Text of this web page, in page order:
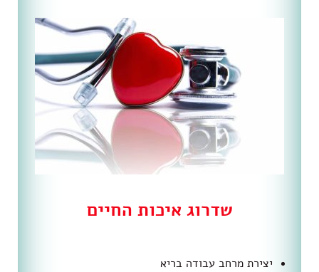
שדרוג איכות החיים
יצירת מרחב עבודה בריא